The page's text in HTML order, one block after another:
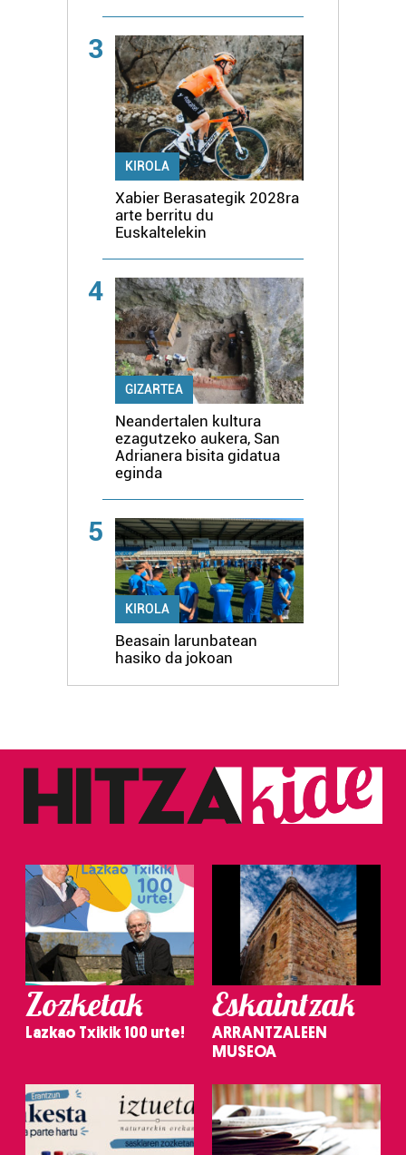
3
KIROLA
Xabier Berasategik 2028ra
arte berritu du
Euskaltelekin
4
GIZARTEA
Neandertalen kultura
ezagutzeko aukera, San
Adrianera bisita gidatua
eginda
5
KIROLA
Beasain larunbatean
hasiko da jokoan
Zozketak
Lazkao Txikik 100 urte!
Eskaintzak
ARRANTZALEEN
MUSEOA